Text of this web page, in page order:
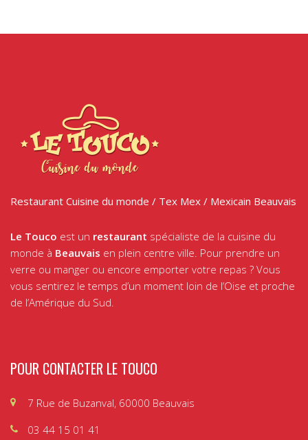
Restaurant Cuisine du monde / Tex Mex / Mexicain Beauvais
Le Touco est un restaurant spécialiste de la cuisine du
monde à Beauvais en plein centre ville. Pour prendre un
verre ou manger ou encore emporter votre repas ? Vous
vous sentirez le temps d’un moment loin de l’Oise et proche
de l’Amérique du Sud.
POUR CONTACTER LE TOUCO
7 Rue de Buzanval, 60000 Beauvais
03 44 15 01 41